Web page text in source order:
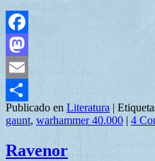
Facebook
Mastodon
Email
Compartir
Publicado en Literatura |
gaunt, warhammer 40.000 | 4
Ravenor